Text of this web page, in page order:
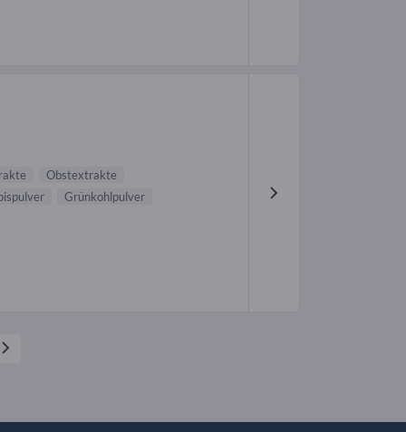
Obstextrakte
Grünkohlpulver